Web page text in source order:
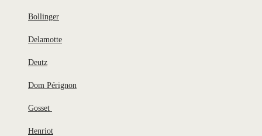
Bollinger
Delamotte
Deutz
Dom Pérignon
Gosset
Henriot